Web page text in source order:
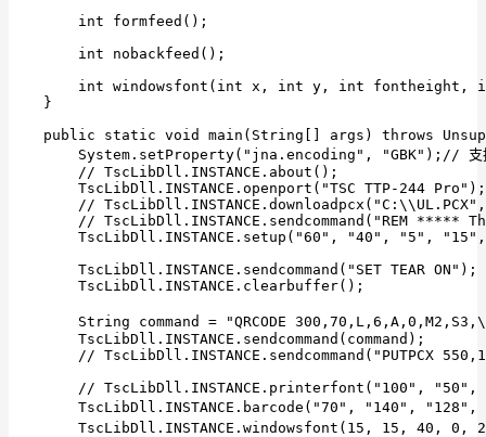
int formfeed();
int nobackfeed();
int windowsfont(int x, int y, int fontheight, int
}
public static void main(String[] args) throws
System.setProperty("jna.encoding", "GBK");// 支
// TscLibDll.INSTANCE.about();
TscLibDll.INSTANCE.openport("TSC TTP-244 Pro");
// TscLibDll.INSTANCE.downloadpcx("C:\\UL.PCX",
// TscLibDll.INSTANCE.sendcommand("REM *****
TscLibDll.INSTANCE.setup("60", "40", "5",
TscLibDll.INSTANCE.sendcommand("SET TEAR ON");
TscLibDll.INSTANCE.clearbuffer();
String command = "QRCODE
TscLibDll.INSTANCE.sendcommand(command);
// TscLibDll.INSTANCE.sendcommand("PUTPCX
// TscLibDll.INSTANCE.printerfont("100", "50",
TscLibDll.INSTANCE.barcode("70", "140", "128",
TscLibDll.INSTANCE.windowsfont(15, 15, 40, 0, 2,